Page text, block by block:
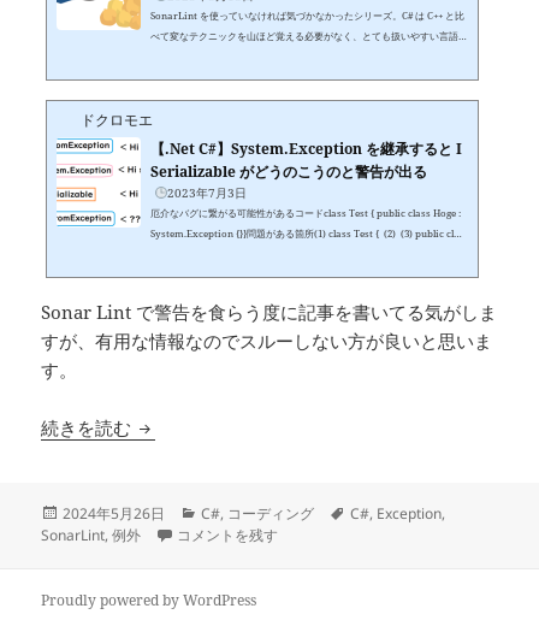
SonarLint を使っていなければ気づかなかったシリーズ。C# は C++ と比
べて変なテクニックを山ほど覚える必要がなく、とても扱いやすい言語
ジドリソースを解放する処理 }}// モヒカンヒャッハークラスsealed class
// 子クラスのアンマネージ...
ドクロモエ
【.Net C#】System.Exception を継承すると I
Serializable がどうのこうのと警告が出る
2023年7月3日
厄介なバグに繋がる可能性があるコードclass Test { public class Hoge :
System.Exception {}}問題がある箇所(1) class Test { (2) (3) public clas
st { sealed public class HogeException : System.Exception { public H
ogeException() : base() {} HogeException(SerializationI...
Sonar Lint で警告を食らう度に記事を書いてる気がしま
すが、有用な情報なのでスルーしない方が良いと思いま
す。
続きを読む 【C#】その例外、使ってもいいけど使っちゃダ
投
稿
2024年5月26日
カ
テ
ー
C#, コーディング
タ
C#, Exception,
SonarLint,例外 【C#】その例外、使ってもいいけど使っちゃダメです
コメントを残す
Proudly powered by WordPress